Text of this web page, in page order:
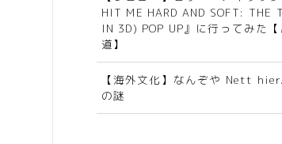
HIT ME HARD AND SOFT: THE
IN 3D) POP UP』に行ってみた
道】
【海外文化】なんぞや Nett
の謎